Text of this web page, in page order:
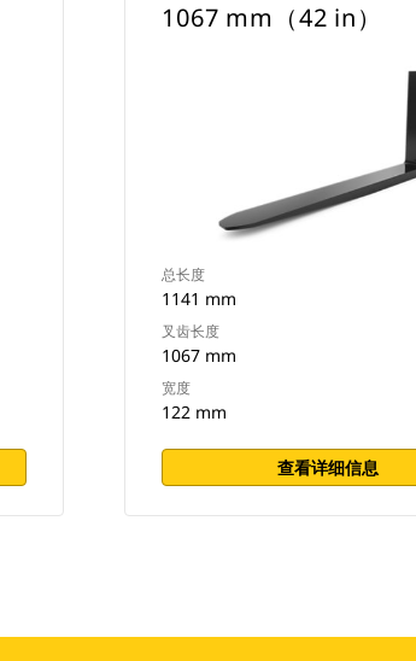
1067 mm（42 in）
总长度
1141 mm
叉齿长度
1067 mm
宽度
122 mm
查看详细信息